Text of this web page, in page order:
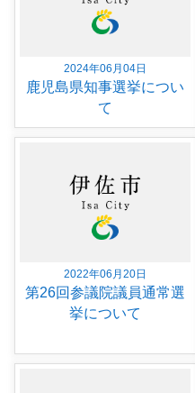
2024年06月04日
鹿児島県知事選挙につい
て
2022年06月20日
第26回参議院議員通常選
挙について